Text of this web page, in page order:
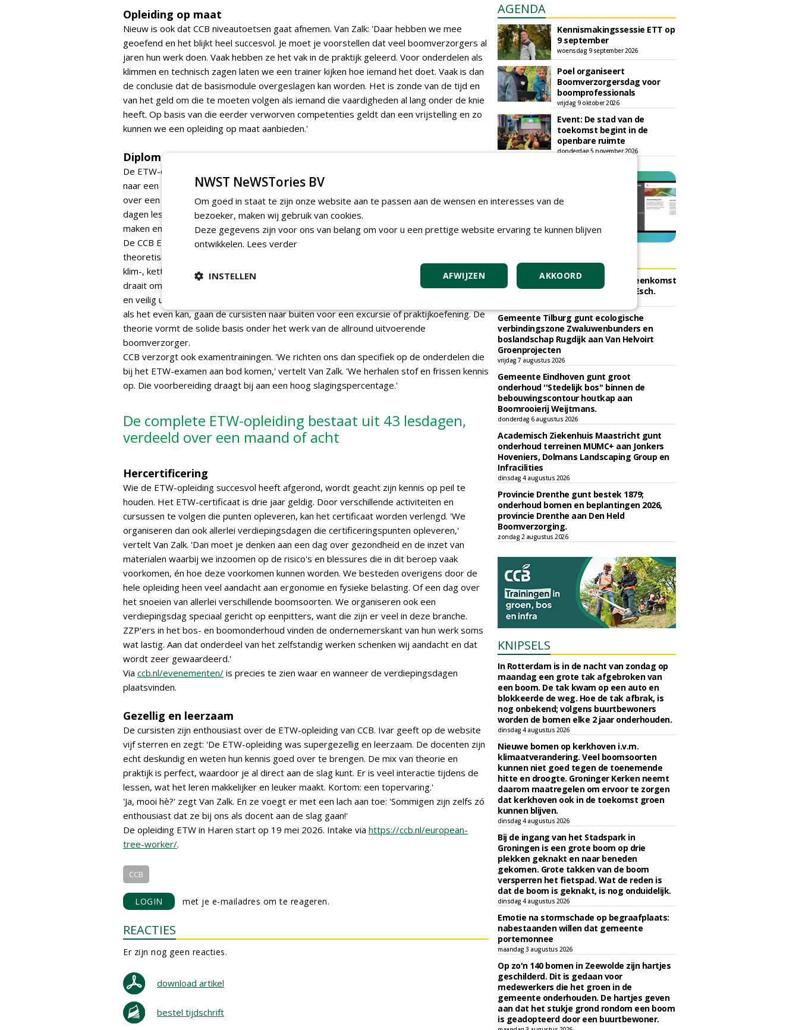
Opleiding op maat
Nieuw is ook dat CCB niveautoetsen gaat afnemen. Van Zalk: 'Daar hebben we mee
geoefend en het blijkt heel succesvol. Je moet je voorstellen dat veel boomverzorgers al
jaren hun werk doen. Vaak hebben ze het vak in de praktijk geleerd. Voor onderdelen als
klimmen en technisch zagen laten we een trainer kijken hoe iemand het doet. Vaak is dan
de conclusie dat de basismodule overgeslagen kan worden. Het is zonde van de tijd en
van het geld om die te moeten volgen als iemand die vaardigheden al lang onder de knie
heeft. Op basis van die eerder verworven competenties geldt dan een vrijstelling en zo
kunnen we een opleiding op maat aanbieden.'
Diploma
De ETW-opleiding is populair, want bij (Europese) aanbestedingen wordt vaak gevraagd
naar een ETW-diploma. De complete ETW-opleiding bestaat uit 43 lesdagen, verdeeld
over een maand of acht. 'We delen de opleiding zo in dat een cursist steeds een paar
dagen les heeft en dan weer even niet,' zegt Van Zalk. 'Dan kun je echt even meters
maken en vervolgens weer je werk oppakken.'
De CCB European Tree Worker-opleiding bestaat uit praktische trainingen en
theoretische lessen. De praktijk richt zich op snoei- en vellingwerkzaamheden en omvat
klim-, kettingzaag- (velling) en hoogwerkertrainingen. De nadruk ligt dus op doen; het
draait om de praktische vaardigheden die nodig zijn om alle boomverzorgingstaken goed
en veilig uit te kunnen voeren. De theoretische lessen vinden deels binnen plaats, maar
als het even kan, gaan de cursisten naar buiten voor een excursie of praktijkoefening. De
theorie vormt de solide basis onder het werk van de allround uitvoerende
boomverzorger.
CCB verzorgt ook examentrainingen. 'We richten ons dan specifiek op de onderdelen die
bij het ETW-examen aan bod komen,' vertelt Van Zalk. 'We herhalen stof en frissen kennis
op. Die voorbereiding draagt bij aan een hoog slagingspercentage.'
De complete ETW-opleiding bestaat uit 43 lesdagen,
verdeeld over een maand of acht
Hercertificering
Wie de ETW-opleiding succesvol heeft afgerond, wordt geacht zijn kennis op peil te
houden. Het ETW-certificaat is drie jaar geldig. Door verschillende activiteiten en
cursussen te volgen die punten opleveren, kan het certificaat worden verlengd. 'We
organiseren dan ook allerlei verdiepingsdagen die certificeringspunten opleveren,'
vertelt Van Zalk. 'Dan moet je denken aan een dag over gezondheid en de inzet van
materialen waarbij we inzoomen op de risico's en blessures die in dit beroep vaak
voorkomen, én hoe deze voorkomen kunnen worden. We besteden overigens door de
hele opleiding heen veel aandacht aan ergonomie en fysieke belasting. Of een dag over
het snoeien van allerlei verschillende boomsoorten. We organiseren ook een
verdiepingsdag speciaal gericht op eenpitters, want die zijn er veel in deze branche.
ZZP'ers in het bos- en boomonderhoud vinden de ondernemerskant van hun werk soms
wat lastig. Aan dat onderdeel van het zelfstandig werken schenken wij aandacht en dat
wordt zeer gewaardeerd.'
Via ccb.nl/evenementen/ is precies te zien waar en wanneer de verdiepingsdagen
plaatsvinden.
Gezellig en leerzaam
De cursisten zijn enthousiast over de ETW-opleiding van CCB. Ivar geeft op de website
vijf sterren en zegt: 'De ETW-opleiding was supergezellig en leerzaam. De docenten zijn
echt deskundig en weten hun kennis goed over te brengen. De mix van theorie en
praktijk is perfect, waardoor je al direct aan de slag kunt. Er is veel interactie tijdens de
lessen, wat het leren makkelijker en leuker maakt. Kortom: een topervaring.'
'Ja, mooi hè?' zegt Van Zalk. En ze voegt er met een lach aan toe: 'Sommigen zijn zelfs zó
enthousiast dat ze bij ons als docent aan de slag gaan!'
De opleiding ETW in Haren start op 19 mei 2026. Intake via https://ccb.nl/european-
tree-worker/.
CCB
LOGIN met je e-mailadres om te reageren.
REACTIES
Er zijn nog geen reacties.
download artikel
bestel tijdschrift
AGENDA
Kennismakingssessie ETT op
9 september
woensdag 9 september 2026
Poel organiseert
Boomverzorgersdag voor
boomprofessionals
vrijdag 9 oktober 2026
Event: De stad van de
toekomst begint in de
openbare ruimte
donderdag 5 november 2026
TENDERS
Gemeente Tilburg gunt raamovereenkomst
kap en herplant bomen aan J. van Esch.
Gemeente Tilburg gunt ecologische
verbindingszone Zwaluwenbunders en
boslandschap Rugdijk aan Van Helvoirt
Groenprojecten
vrijdag 7 augustus 2026
Gemeente Eindhoven gunt groot
onderhoud ''Stedelijk bos'' binnen de
bebouwingscontour houtkap aan
Boomrooierij Weijtmans.
donderdag 6 augustus 2026
Academisch Ziekenhuis Maastricht gunt
onderhoud terreinen MUMC+ aan Jonkers
Hoveniers, Dolmans Landscaping Group en
Infracilities
dinsdag 4 augustus 2026
Provincie Drenthe gunt bestek 1879;
onderhoud bomen en beplantingen 2026,
provincie Drenthe aan Den Held
Boomverzorging.
zondag 2 augustus 2026
KNIPSELS
In Rotterdam is in de nacht van zondag op
maandag een grote tak afgebroken van
een boom. De tak kwam op een auto en
blokkeerde de weg. Hoe de tak afbrak, is
nog onbekend; volgens buurtbewoners
worden de bomen elke 2 jaar onderhouden.
dinsdag 4 augustus 2026
Nieuwe bomen op kerkhoven i.v.m.
klimaatverandering. Veel boomsoorten
kunnen niet goed tegen de toenemende
hitte en droogte. Groninger Kerken neemt
daarom maatregelen om ervoor te zorgen
dat kerkhoven ook in de toekomst groen
kunnen blijven.
dinsdag 4 augustus 2026
Bij de ingang van het Stadspark in
Groningen is een grote boom op drie
plekken geknakt en naar beneden
gekomen. Grote takken van de boom
versperren het fietspad. Wat de reden is
dat de boom is geknakt, is nog onduidelijk.
dinsdag 4 augustus 2026
Emotie na stormschade op begraafplaats:
nabestaanden willen dat gemeente
portemonnee
maandag 3 augustus 2026
Op zo'n 140 bomen in Zeewolde zijn hartjes
geschilderd. Dit is gedaan voor
medewerkers die het groen in de
gemeente onderhouden. De hartjes geven
aan dat het stukje grond rondom een boom
is geadopteerd door een buurtbewoner.
NWST NeWSTories BV
Om goed in staat te zijn onze website aan te passen aan de wensen en interesses van de
bezoeker, maken wij gebruik van cookies.
Deze gegevens zijn voor ons van belang om voor u een prettige website ervaring te kunnen blijven
ontwikkelen. Lees verder
AKKOORD
AFWIJZEN
INSTELLEN